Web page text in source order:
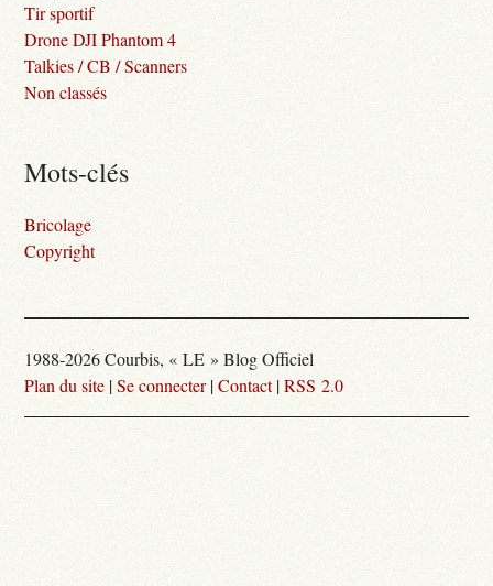
Tir sportif
Drone DJI Phantom 4
Talkies / CB / Scanners
Non classés
Mots-clés
Bricolage
Copyright
1988-2026 Courbis, « LE » Blog Officiel
Plan du site |Se connecter|Contact|RSS 2.0